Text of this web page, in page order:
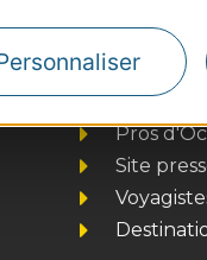
Pros
Site